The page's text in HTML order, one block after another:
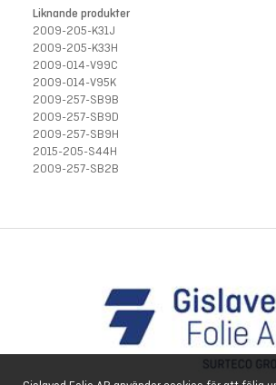
Liknande produkter
2009-205-K31J
2009-205-K33H
2009-014-V99C
2009-014-V95K
2009-257-SB9B
2009-257-SB9D
2009-257-SB9H
2015-205-S44H
2009-257-SB2B